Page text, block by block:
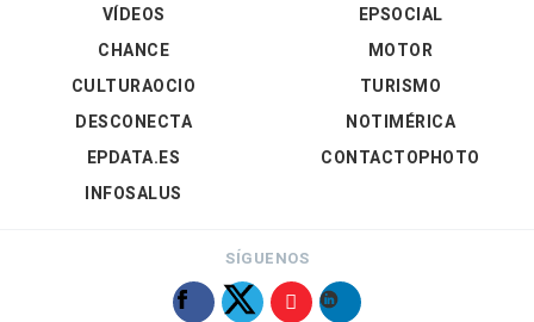
VÍDEOS
EPSOCIAL
CHANCE
CULTURAOCIO
DESCONECTA
EPDATA.ES
INFOSALUS
MOTOR
TURISMO
NOTIMÉRICA
CONTACTOPHOTO
SÍGUENOS